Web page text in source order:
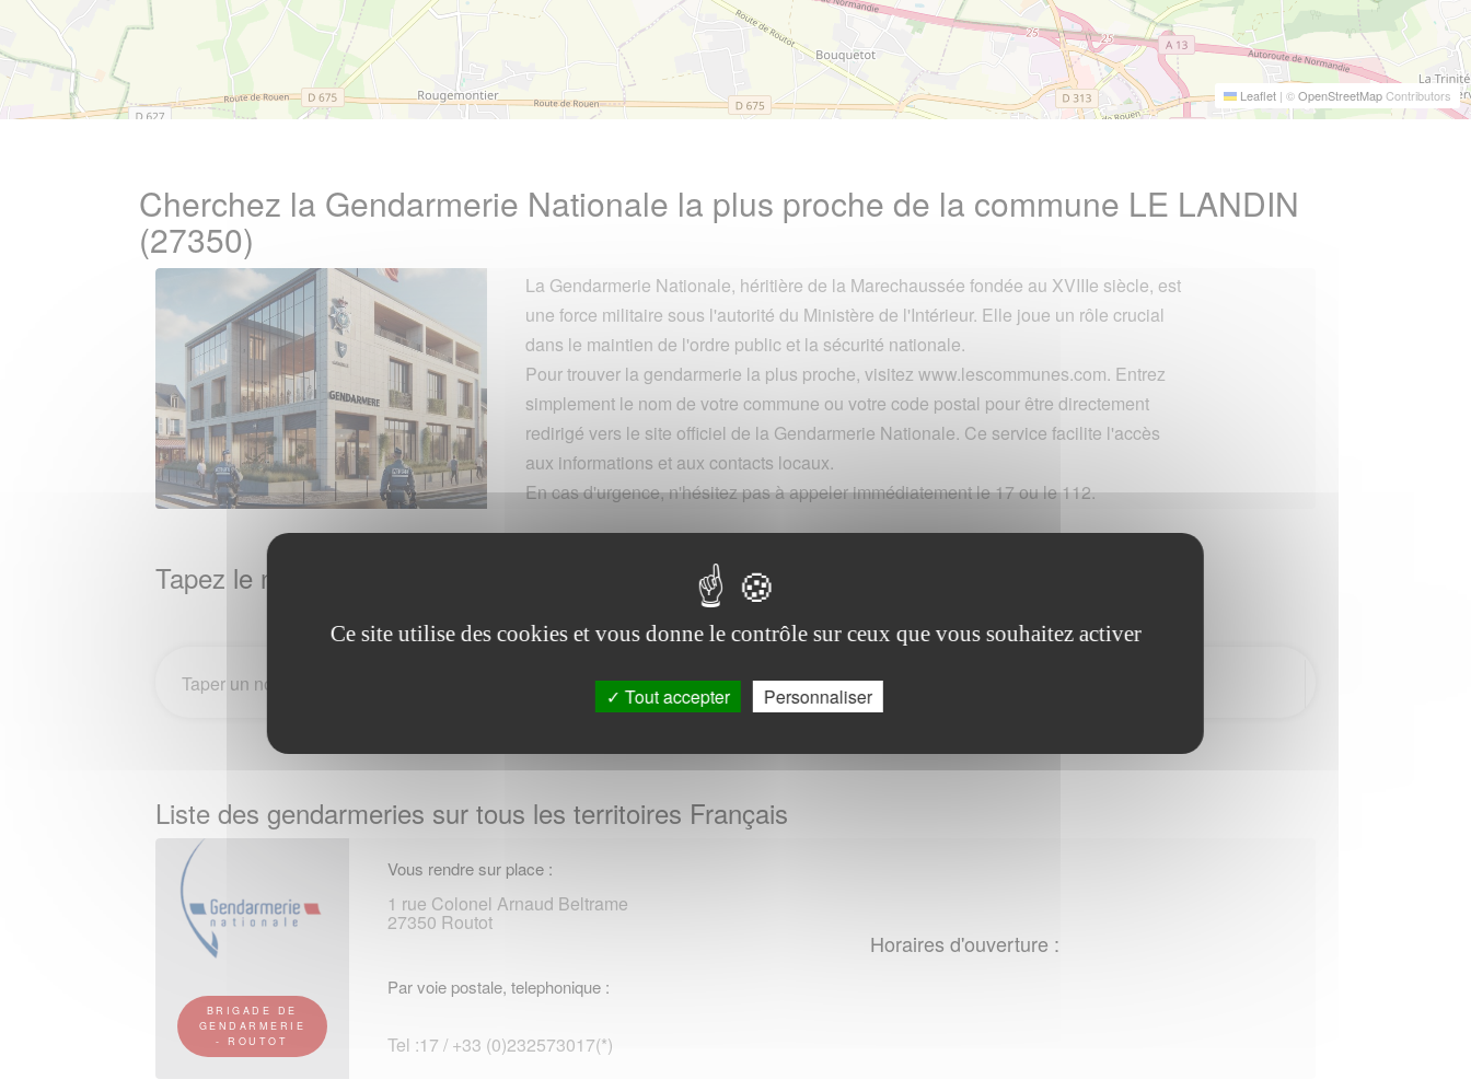
Leaflet | ©OpenStreetMapContributors
Cherchez la Gendarmerie Nationale la plus proche de la commune LE LANDIN
(27350)
La Gendarmerie Nationale, héritière de la Marechaussée fondée au XVIIIe siècle, est
une force militaire sous l'autorité du Ministère de l'Intérieur. Elle joue un rôle crucial
dans le maintien de l'ordre public et la sécurité nationale.
Pour trouver la gendarmerie la plus proche, visitez www.lescommunes.com. Entrez
simplement le nom de votre commune ou votre code postal pour être directement
redirigé vers le site officiel de la Gendarmerie Nationale. Ce service facilite l'accès
aux informations et aux contacts locaux.
En cas d'urgence, n'hésitez pas à appeler immédiatement le 17 ou le 112.
Tapez le nom de la Ville / Commune
Liste des gendarmeries sur tous les territoires Français
BRIGADE DE
GENDARMERIE
- ROUTOT
Vous rendre sur place :
1 rue Colonel Arnaud Beltrame
27350 Routot
Par voie postale, telephonique :
Tel :17 / +33 (0)232573017(*)
Horaires d'ouverture :
Ce site utilise des cookies et vous donne le contrôle sur ceux que vous souhaitez activer
Tout accepter Personnaliser